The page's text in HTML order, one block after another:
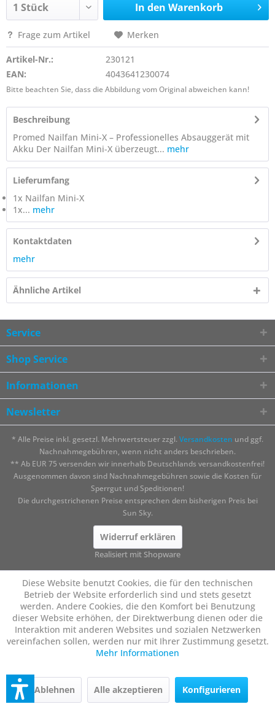
In den Warenkorb
Frage zum Artikel Merken
Artikel-Nr.:
230121
EAN:
4043641230074
Bitte beachten Sie, dass die Abbildung vom Original abweichen kann!
Beschreibung
Promed Nailfan Mini-X – Professionelles Absauggerät mit
Akku Der Nailfan Mini-X überzeugt... mehr
Lieferumfang
1x Nailfan Mini-X
1x... mehr
Kontaktdaten
mehr
Ähnliche Artikel
Service
Shop Service
Informationen
Newsletter
* Alle Preise inkl. gesetzl. Mehrwertsteuer zzgl. Versandkosten und ggf.
Nachnahmegebühren, wenn nicht anders beschrieben.
** Ab EUR 75 versenden wir innerhalb Deutschlands versandkostenfrei!
Ausgenommen davon sind Nachnahmegebühren sowie die Kosten für
Sperrgut und Speditionen!
Die durchgestrichenen Preise entsprechen dem bisherigen Preis bei
Sun Sky.
Widerruf erklären
Realisiert mit Shopware
Diese Website benutzt Cookies, die für den technischen
Betrieb der Website erforderlich sind und stets gesetzt
werden. Andere Cookies, die den Komfort bei Benutzung
dieser Website erhöhen, der Direktwerbung dienen oder die
Interaktion mit anderen Websites und sozialen Netzwerken
vereinfachen sollen, werden nur mit Ihrer Zustimmung gesetzt.
Mehr Informationen
Ablehnen Alle akzeptieren Konfigurieren